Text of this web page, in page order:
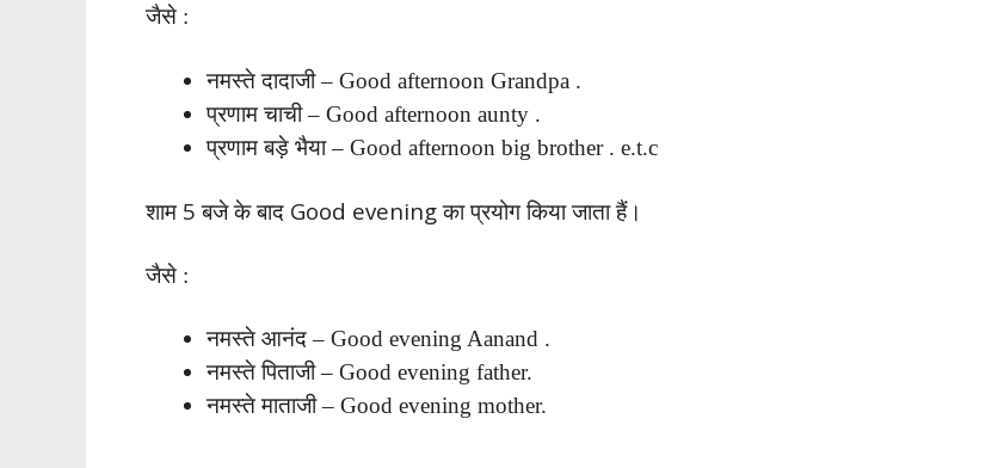
जैसे :
नमस्ते दादाजी – Good afternoon Grandpa .
प्रणाम चाची – Good afternoon aunty .
प्रणाम बड़े भैया – Good afternoon big brother . e.t.c
शाम 5 बजे के बाद Good evening का प्रयोग किया जाता हैं।
जैसे :
नमस्ते आनंद – Good evening Aanand .
नमस्ते पिताजी – Good evening father.
नमस्ते माताजी – Good evening mother.